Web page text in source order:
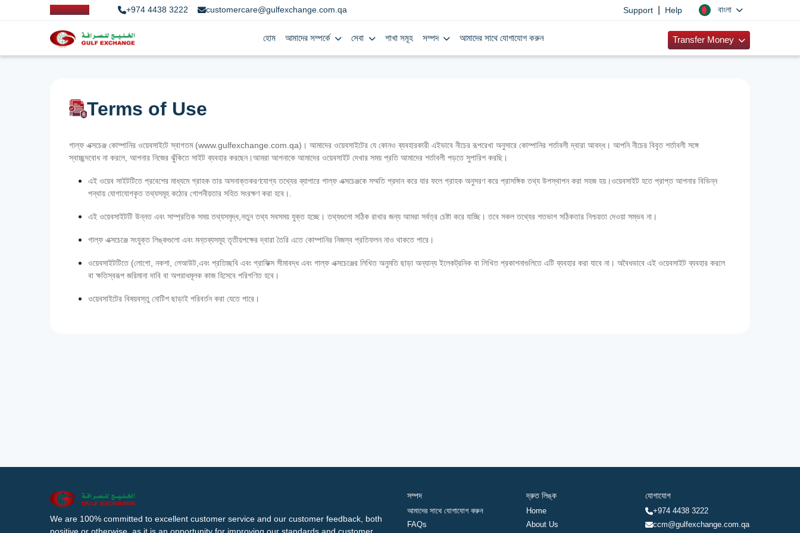
+974 4438 3222 customercare@gulfexchange.com.qa Support Help বাংলা
হোম আমাদের সম্পর্কে সেবা শাখা সমূহ সম্পদ আমাদের সাথে যোগাযোগ করুন Transfer Money
Terms of Use
গাল্ফ এক্সচেঞ্জ কোম্পানির ওয়েবসাইটে স্বাগতম (www.gulfexchange.com.qa)। আমাদের ওয়েবসাইটের যে কোনও ব্যবহারকারী এইভাবে নীচের রূপরেখা অনুসারে কোম্পানির শর্তাবলী দ্বারা আবদ্ধ। আপনি নীচের বিবৃত শর্তাবলী সঙ্গে
স্বাচ্ছন্দবোধ না করলে, আপনার নিজের ঝুঁকিতে সাইট ব্যবহার করছেন।আমরা আপনাকে আমাদের ওয়েবসাইট দেখার সময় প্রতি আমাদের শর্তাবলী পড়তে সুপারিশ করছি।
এই ওয়েব সাইটটিতে প্রবেশের মাধ্যমে গ্রাহক তার অসনাক্তকরণযোগ্য তথ্যের ব্যাপারে গাল্‌ফ এক্সচেঞ্জকে সম্মতি প্রদান করে যার ফলে গ্রাহক অনুসরণ করে প্রাসঙ্গিক তথ্য উপস্থাপন করা সহজ হয়।ওয়েবসাইট হতে প্রাপ্ত আপনার বিভিন্ন
পন্থায় যোগাযোগকৃত তথ্যসমূহ কঠোর গোপনীয়তার সহিত সংরক্ষণ করা হবে।.
এই ওয়েবসাইটটি উন্নত এবং সাম্প্রতিক সময় তথ্যসমৃদ্ধ,নতুন তথ্য সবসময় যুক্ত হচ্ছে। তথ্যগুলো সঠিক রাখার জন্য আমরা সর্বত্র চেষ্টা করে যাচ্ছি। তবে সকল তথ্যের শতভাগ সঠিকতার নিশ্চয়তা দেওয়া সম্ভব না।
গাল্‌ফ এক্সচেঞ্জে সংযুক্ত লিঙ্কগুলো এবং মন্তব্যসমূহ তৃতীয়পক্ষের দ্বারা তৈরি এতে কোম্পানির নিজস্ব প্রতিফলন নাও থাকতে পারে।
ওয়েবসাইটটিতে (লোগো, নকশা, লেআউট,এবং প্রতিচ্ছবি এবং গ্রাফিক্স সীমাবদ্ধ এবং গাল্‌ফ এক্সচেঞ্জের লিখিত অনুমতি ছাড়া অন্যান্য ইলেকট্রনিক বা লিখিত প্রকাশনাগুলিতে এটি ব্যবহার করা যাবে না। অবৈধভাবে এই ওয়েবসাইট ব্যবহার করলে
বা ক্ষতিস্বরূপ জরিমানা দাবি বা অপরাধমূলক কাজ হিসেবে পরিগণিত হবে।
ওয়েবসাইটের বিষয়বস্তু নোটিশ ছাড়াই পরিবর্তন করা যেতে পারে।
We are 100% committed to excellent customer service and our customer feedback, both
সম্পদ
আমাদের সাথে যোগাযোগ করুন
FAQs
দ্রুত লিঙ্ক
Home
About Us
যোগাযোগ
+974 4438 3222
ccm@gulfexchange.com.qa